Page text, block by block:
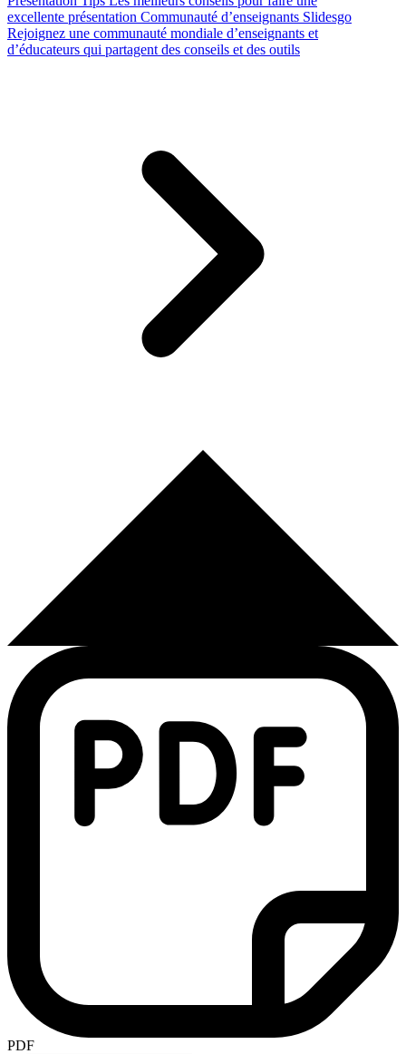
excellente présentation Communauté d’enseignants Slidesgo
Rejoignez une communauté mondiale d’enseignants et
d’éducateurs qui partagent des conseils et des outils
PDF